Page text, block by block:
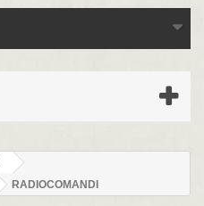
RADIOCOMANDI